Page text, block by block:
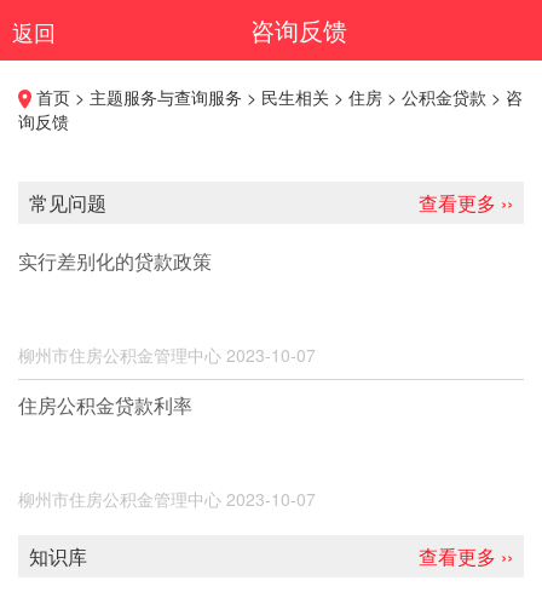
返回 咨询反馈
首页 > 主题服务与查询服务 > 民生相关 > 住房 > 公积金贷款 > 咨
询反馈
查看更多 ››
常见问题
实行差别化的贷款政策
柳州市住房公积金管理中心 2023-10-07
住房公积金贷款利率
柳州市住房公积金管理中心 2023-10-07
查看更多 ››
知识库